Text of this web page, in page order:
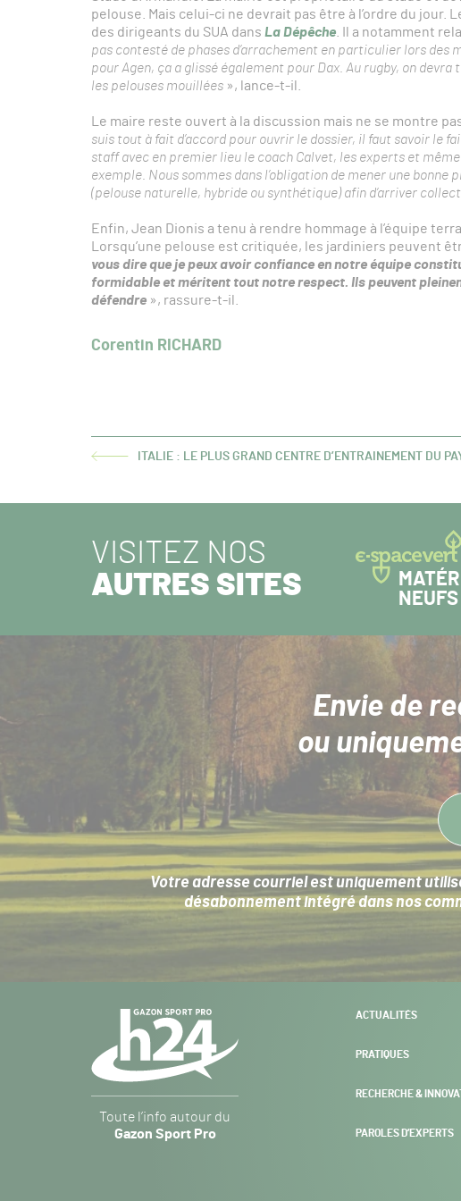
pelouse. Mais celui-ci ne devrait pas être à l’ordre du jour.
des dirigeants du SUA dans La Dépêche . Il a notamment
pas contesté de phases d’arrachement en particulier lors des
pour Agen, ça a glissé également pour Dax. Au rugby, on
les pelouses mouillées », lance-t-il.
Le maire reste ouvert à la discussion mais ne se montre
suis tout à fait d’accord pour ouvrir le dossier, il faut savoir le
staff avec en premier lieu le coach Calvet, les experts et
exemple. Nous sommes dans l’obligation de mener une bonne
(pelouse naturelle, hybride ou synthétique) afin d’arriver
Enfin, Jean Dionis a tenu à rendre hommage à l’équipe
Lorsqu’une pelouse est critiquée, les jardiniers peuvent
vous dire que je peux avoir confiance en notre équipe
formidable et méritent tout notre respect. Ils peuvent
défendre », rassure-t-il.
Corentin RICHARD
ARTICLE ITALIE : LE PLUS GRAND CENTRE D’ENTRAINEMENT DU
VISITEZ NOS
AUTRES SITES
NEUFS
Envie de
ou
Votre adresse courriel est uniquement
désabonnement intégré dans nos
Sport
Pro
Toute l’info autour du
Gazon Sport Pro
ACTUALITÉS
PRATIQUES
RECHERCHE &
PAROLES D’EXPERTS